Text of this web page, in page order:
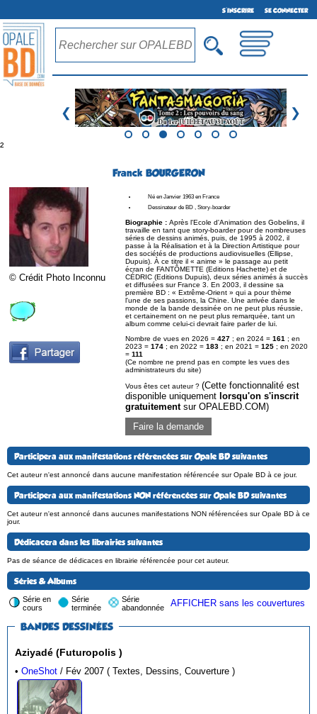
S'INSCRIRE SE CONNECTER
❮ ❯
²
Franck BOURGERON
© Crédit Photo Inconnu
Né en Janvier 1963 en France
Dessinateur de BD , Story-boarder
Biographie : Après l'Ecole d'Animation des Gobelins, il
travaille en tant que story-boarder pour de nombreuses
séries de dessins animés, puis, de 1995 à 2002, il
passe à la Réalisation et à la Direction Artistique pour
des sociétés de productions audiovisuelles (Ellipse,
Dupuis). À ce titre il « anime » le passage au petit
écran de FANTÔMETTE (Editions Hachette) et de
CÉDRIC (Editions Dupuis), deux séries animés à succès
et diffusées sur France 3. En 2003, il dessine sa
première BD : « Extrême-Orient » qui a pour thème
l'une de ses passions, la Chine. Une arrivée dans le
monde de la bande dessinée on ne peut plus réussie,
et certainement on ne peut plus remarquée, tant un
album comme celui-ci devrait faire parler de lui.
Nombre de vues en 2026 = 427 ; en 2024 = 161 ; en
2023 = 174 ; en 2022 = 183 ; en 2021 = 125 ; en 2020
= 111
(Ce nombre ne prend pas en compte les vues des
administrateurs du site)
Vous êtes cet auteur ? (Cette fonctionnalité est
disponible uniquement lorsqu'on s'inscrit
gratuitementsur OPALEBD.COM)
Faire la demande
Participera aux manifestations référencées sur Opale BD suivantes
Cet auteur n'est annoncé dans aucune manifestation référencée sur Opale BD à ce jour.
Participera aux manifestations NON référencées sur Opale BD suivantes
Cet auteur n'est annoncé dans aucunes manifestations NON référencées sur Opale BD à ce
jour.
Dédicacera dans les librairies suivantes
Pas de séance de dédicaces en librairie référencée pour cet auteur.
Séries & Albums
Série en
cours
Série
terminée
Série
abandonnée
AFFICHER sans les couvertures
BANDES DESSINÉES
Aziyadé (Futuropolis )
•OneShot / Fév 2007 ( Textes, Dessins, Couverture )